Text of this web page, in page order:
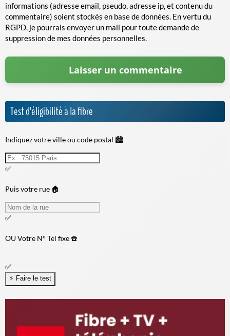
informations (adresse email, pseudo, adresse ip, et contenu du
commentaire) soient stockés en base de données. En vertu du
RGPD, je pourrais envoyer un mail pour toute demande de
suppression de mes données personnelles.
Test d'éligibilité à la fibre
Indiquez votre ville ou code postal 🏙️
✅
Puis votre rue 🏠
✅
OUVotre N° Tel fixe ☎️
✅